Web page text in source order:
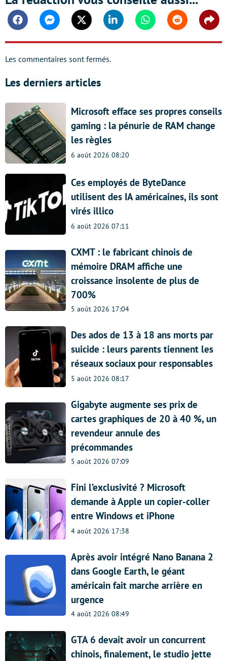
FacebookMessengerTwitter Linkedin WhatsappReddit
Les commentaires sont fermés.
Les derniers articles
Microsoft efface ses propres conseils
gaming : la pénurie de RAM change
les règles
6 août 2026 08:20
Ces employés de ByteDance
utilisent des IA américaines, ils sont
virés illico
6 août 2026 07:11
CXMT : le fabricant chinois de
mémoire DRAM affiche une
croissance insolente de plus de
700%
5 août 2026 17:04
Des ados de 13 à 18 ans morts par
suicide : leurs parents tiennent les
réseaux sociaux pour responsables
5 août 2026 08:17
Gigabyte augmente ses prix de
cartes graphiques de 20 à 40 %, un
revendeur annule des
précommandes
5 août 2026 07:09
Fini l’exclusivité ? Microsoft
demande à Apple un copier-coller
entre Windows et iPhone
4 août 2026 17:38
Après avoir intégré Nano Banana 2
dans Google Earth, le géant
américain fait marche arrière en
urgence
4 août 2026 08:49
GTA 6 devait avoir un concurrent
chinois, finalement, le studio jette